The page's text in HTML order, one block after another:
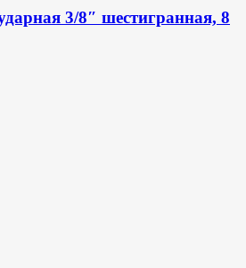
3/8″ шестигранная, 8